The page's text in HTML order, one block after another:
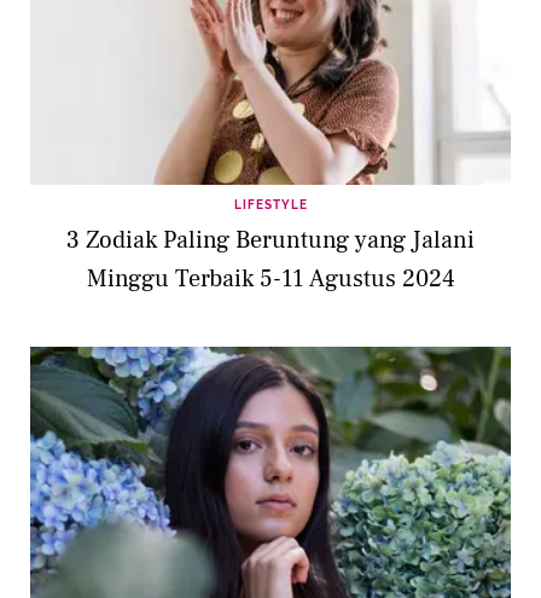
LIFESTYLE
3 Zodiak Paling Beruntung yang Jalani
Minggu Terbaik 5-11 Agustus 2024